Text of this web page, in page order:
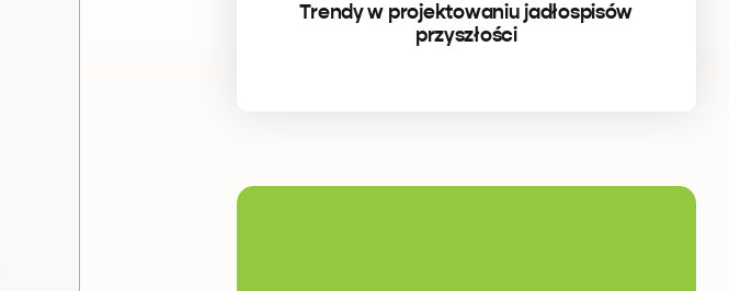
Trendy w projektowaniu jadłospisów
przyszłości